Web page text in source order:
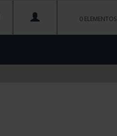
0 ELEMENTOS